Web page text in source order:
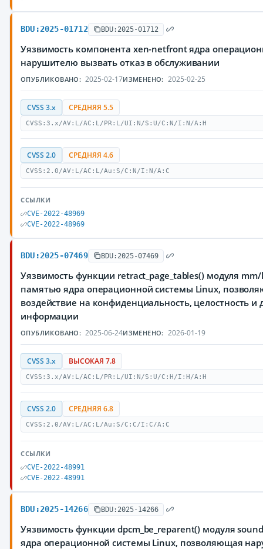
BDU:2025-01712 BDU:2025-01712
Уязвимость компонента xen-netfront ядра
нарушителю вызвать отказ в обслуживании
ОПУБЛИКОВАНО: 2025-02-17ИЗМЕНЕНО: 2025-02-25
CVSS 3.x СРЕДНЯЯ 5.5
CVSS:3.x/AV:L/AC:L/PR:L/UI:N/S:U/C:N/I:N/A:H
CVSS 2.0 СРЕДНЯЯ 4.6
CVSS:2.0/AV:L/AC:L/Au:S/C:N/I:N/A:C
ССЫЛКИ
CVE-2022-48969
CVE-2022-48969
BDU:2025-07469 BDU:2025-07469
Уязвимость функции retract_page_tables() модуля
памятью ядра операционной системы Linux,
воздействие на конфиденциальность, целостность
информации
ОПУБЛИКОВАНО: 2025-06-24ИЗМЕНЕНО: 2026-01-19
CVSS 3.x ВЫСОКАЯ 7.8
CVSS:3.x/AV:L/AC:L/PR:L/UI:N/S:U/C:H/I:H/A:H
CVSS 2.0 СРЕДНЯЯ 6.8
CVSS:2.0/AV:L/AC:L/Au:S/C:C/I:C/A:C
ССЫЛКИ
CVE-2022-48991
CVE-2022-48991
BDU:2025-14266 BDU:2025-14266
Уязвимость функции dpcm_be_reparent() модуля
ядра операционной системы Linux, позволяющая